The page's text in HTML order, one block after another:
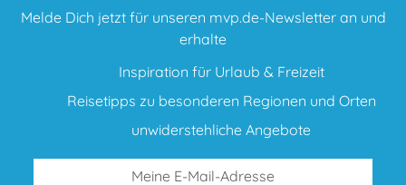
Melde Dich jetzt für unseren mvp.de-Newsletter an und
erhalte
Inspiration für Urlaub & Freizeit
Reisetipps zu besonderen Regionen und Orten
unwiderstehliche Angebote